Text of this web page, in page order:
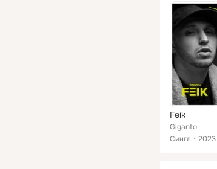
Feik
Giganto
Сингл
2023